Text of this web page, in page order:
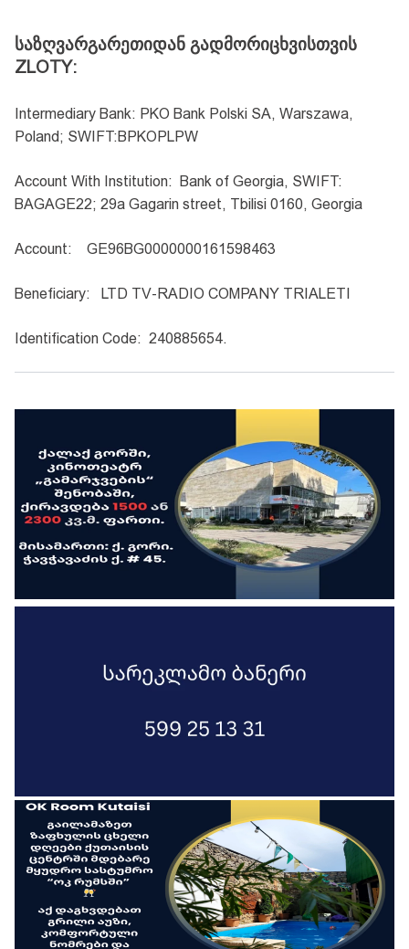
საზღვარგარეთიდან გადმორიცხვისთვის
ZLOTY:
Intermediary Bank: PKO Bank Polski SA, Warszawa,
Poland; SWIFT:BPKOPLPW
Account With Institution: Bank of Georgia, SWIFT:
BAGAGE22; 29a Gagarin street, Tbilisi 0160, Georgia
Account: GE96BG0000000161598463
Beneficiary: LTD TV-RADIO COMPANY TRIALETI
Identification Code: 240885654.